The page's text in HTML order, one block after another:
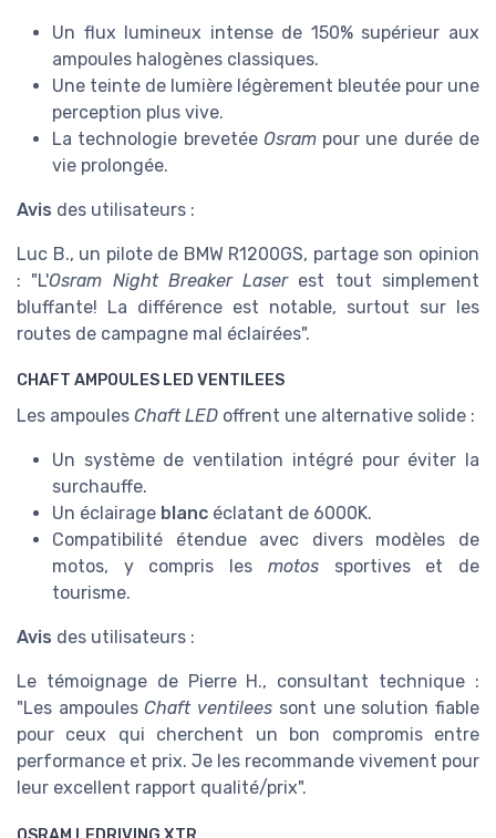
Un flux lumineux intense de 150% supérieur aux
ampoules halogènes classiques.
Une teinte de lumière légèrement bleutée pour une
perception plus vive.
La technologie brevetée Osrampour une durée de
vie prolongée.
Avis des utilisateurs :
Luc B., un pilote de BMW R1200GS, partage son opinion
: "L'Osram Night Breaker Laserest tout simplement
bluffante! La différence est notable, surtout sur les
routes de campagne mal éclairées".
CHAFT AMPOULES LED VENTILEES
Les ampoules Chaft LED offrent une alternative solide :
Un système de ventilation intégré pour éviter la
surchauffe.
Un éclairage blanc éclatant de 6000K.
Compatibilité étendue avec divers modèles de
motos, y compris les motossportives et de
tourisme.
Avis des utilisateurs :
Le témoignage de Pierre H., consultant technique :
"Les ampoulesChaft ventilees sont une solution fiable
pour ceux qui cherchent un bon compromis entre
performance et prix. Je les recommande vivement pour
leur excellent rapport qualité/prix".